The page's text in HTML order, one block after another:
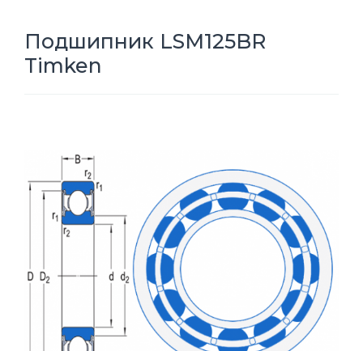
Подшипник LSM125BR
Timken